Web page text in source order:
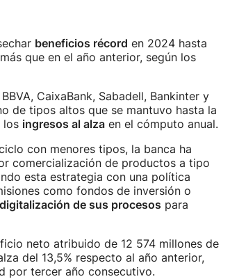
beneficios récord en 2024 hasta
que en el año anterior, según los
CaixaBank, Sabadell, Bankinter y
de tipos altos que se mantuvo hasta la
los ingresos al alzaen el cómputo anual.
con menores tipos, la banca ha
comercialización de productos a tipo
esta estrategia con una política
como fondos de inversión o
digitalización de sus procesos para
neto atribuido de 12 574 millones de
del 13,5% respecto al año anterior,
por tercer año consecutivo.